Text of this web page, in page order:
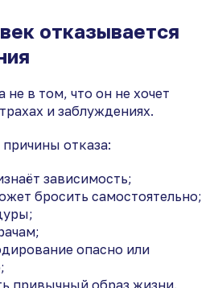
отказывается
не в том, что он не хочет
и заблуждениях.
отказа:
зависимость;
бросить самостоятельно;
опасно или
привычный образ жизни.